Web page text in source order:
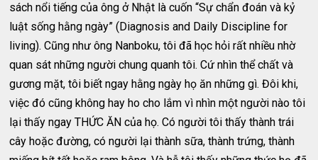
sách nổi tiếng của ông ở Nhật là cuốn “Sự chẩn đoán và kỷ
luật sống hằng ngày” (Diagnosis and Daily Discipline for
living). Cũng như ông Nanboku, tôi đã học hỏi rất nhiều nhờ
quan sát những người chung quanh tôi. Cứ nhìn thể chất và
gương mặt, tôi biết ngay hằng ngày họ ăn những gì. Đôi khi,
việc đó cũng không hay ho cho lắm vì nhìn một người nào tôi
lại thấy ngay THỨC ĂN của họ. Có người tôi thấy thành trái
cây hoặc đường, có người lại thành sữa, thành trứng, thành